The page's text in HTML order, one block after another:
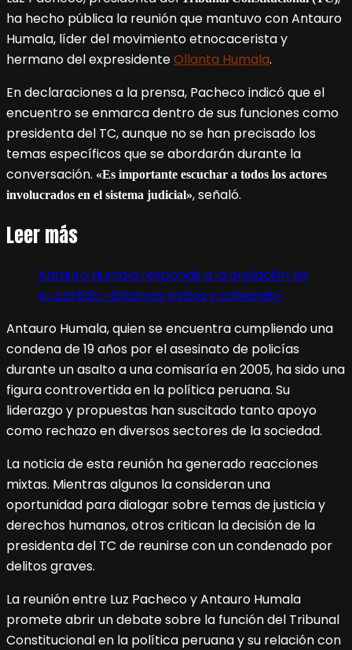
ha hecho pública la reunión que mantuvo con Antauro
Humala, líder del movimiento etnocacerista y
hermano del expresidenteOllanta Humala.
En declaraciones a la prensa, Pacheco indicó que el
encuentro se enmarca dentro de sus funciones como
presidenta del TC, aunque no se han precisado los
temas específicos que se abordarán durante la
conversación. «Es importante escuchar a todos los actores
involucrados en el sistema judicial», señaló.
Leer más
Antauro Humala responde a la anulación de
su partido: «Estamos vivitos y coleando»
Antauro Humala, quien se encuentra cumpliendo una
condena de 19 años por el asesinato de policías
durante un asalto a una comisaría en 2005, ha sido una
figura controvertida en la política peruana. Su
liderazgo y propuestas han suscitado tanto apoyo
como rechazo en diversos sectores de la sociedad.
La noticia de esta reunión ha generado reacciones
mixtas. Mientras algunos la consideran una
oportunidad para dialogar sobre temas de justicia y
derechos humanos, otros critican la decisión de la
presidenta del TC de reunirse con un condenado por
delitos graves.
La reunión entre Luz Pacheco y Antauro Humala
promete abrir un debate sobre la función del Tribunal
Constitucional en la política peruana y su relación con